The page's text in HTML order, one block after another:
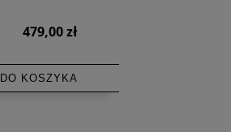
479,00 zł
DO KOSZYKA